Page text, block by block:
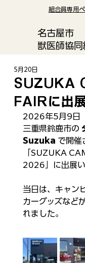
組合員専用
​名古屋市
獣医師協同
SUZUKA
FAIRに出
5月20日
2026年5月9日
三重県鈴鹿市の
Suzuka で開催
「SUZUKA
2026」に出展い
当日は、キャン
カーグッズなど
れました。